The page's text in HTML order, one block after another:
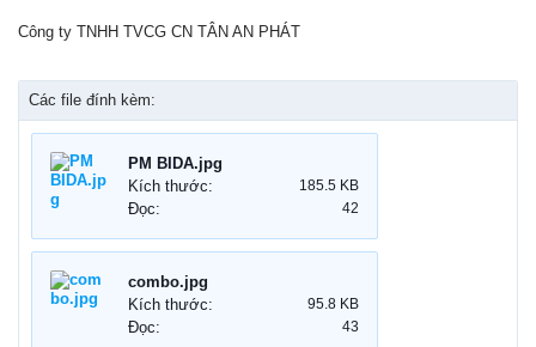
Công ty TNHH TVCG CN TÂN AN PHÁT
Các file đính kèm:
PM BIDA.jpg
Kích thước:
185.5 KB
Đọc: 42
combo.jpg
Kích thước:
95.8 KB
Đọc: 43